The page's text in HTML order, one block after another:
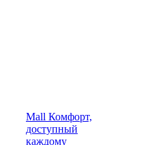
Mall Комфорт,
доступный
каждому